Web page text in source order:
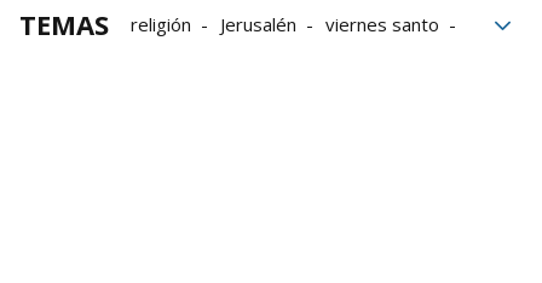
TEMAS religión Jerusalén
viernes santo